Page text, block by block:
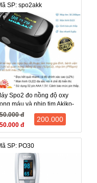
SP: spo2akk
Spo2 đo nồng độ oxy
máu và nhịp tim Akiko-
hành 12 tháng
đ
đ
200.000
SP: PO30